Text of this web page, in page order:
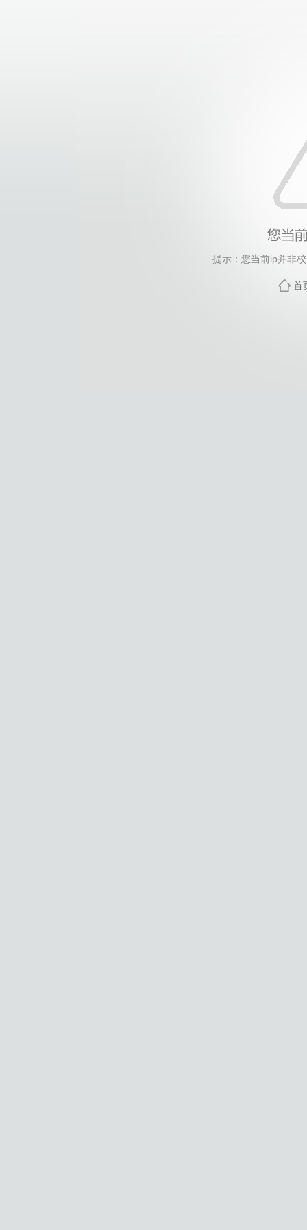
提示：您当前ip并非
首